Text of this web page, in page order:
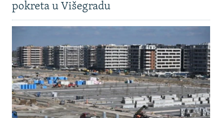
pokreta u Višegradu